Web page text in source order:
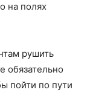
на полях
рушить
обязательно
пойти по пути